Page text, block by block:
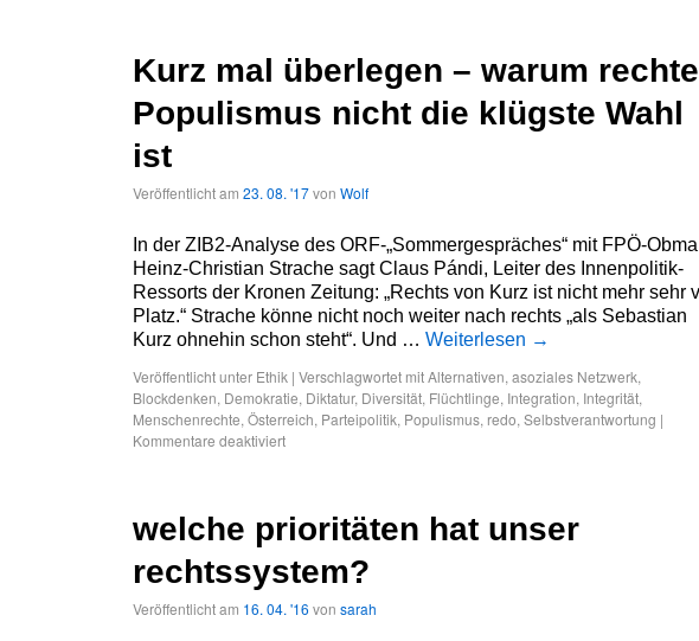
Kurz mal überlegen – warum
Populismus nicht die klügste Wahl
ist
Veröffentlicht am 23. 08. '17von Wolf
In der ZIB2-Analyse des ORF-„Sommergespräches“ mit FPÖ-
Heinz-Christian Strache sagt Claus Pándi, Leiter des Innenpolitik-
Ressorts der Kronen Zeitung: „Rechts von Kurz ist nicht mehr sehr
Platz.“ Strache könne nicht noch weiter nach rechts „als Sebastian
Kurz ohnehin schon steht“. Und … Weiterlesen →
Veröffentlicht unter Ethik | Verschlagwortet mitAlternativen, asoziales Netzwerk,
Blockdenken, Demokratie, Diktatur, Diversität, Flüchtlinge, Integration, Integrität,
Menschenrechte, Österreich, Parteipolitik, Populismus, redo, Selbstverantwortung |
Kommentare deaktiviert
welche prioritäten hat unser
rechtssystem?
Veröffentlicht am 16. 04. '16 von sarah